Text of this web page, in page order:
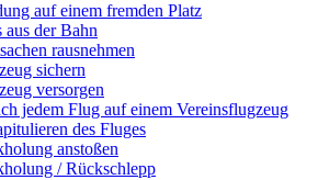
auf einem fremden Platz
aus der Bahn
rausnehmen
sichern
versorgen
jedem Flug auf einem Vereinsflugzeug
des Fluges
anstoßen
/ Rückschlepp